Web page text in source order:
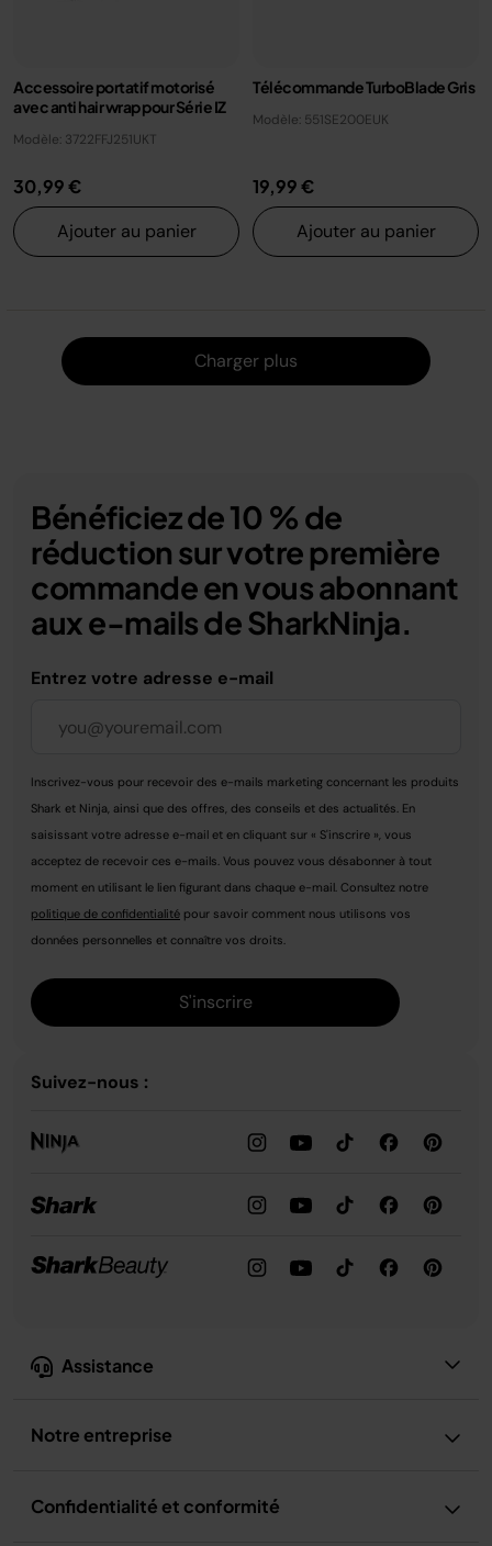
Accessoire portatif motorisé
avec anti hair wrap pour Série IZ
Modèle: 3722FFJ251UKT
30,99 €
Ajouter au panier
Télécommande TurboBlade Gris
Modèle: 551SE200EUK
19,99 €
Ajouter au panier
Charger plus
Assistance
Notre entreprise
Confidentialité et conformité
Bénéficiez de 10 % de
réduction sur votre première
commande en vous abonnant
aux e-mails de SharkNinja.
Entrez votre adresse e-mail
Inscrivez-vous pour recevoir des e-mails marketing concernant les produits
Shark et Ninja, ainsi que des offres, des conseils et des actualités. En
saisissant votre adresse e-mail et en cliquant sur « S'inscrire », vous
acceptez de recevoir ces e-mails. Vous pouvez vous désabonner à tout
moment en utilisant le lien figurant dans chaque e-mail. Consultez notre
politique de confidentialité pour savoir comment nous utilisons vos
données personnelles et connaître vos droits.
S'inscrire
Suivez-nous :